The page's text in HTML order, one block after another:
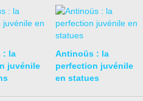
: la
juvénile
Antinoüs : la
perfection juvénile
en statues